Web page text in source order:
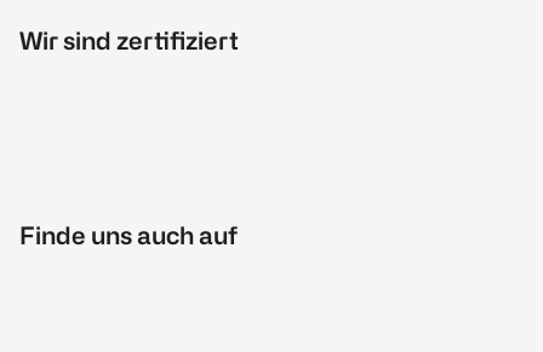
Wir sind zertifiziert
Finde uns auch auf